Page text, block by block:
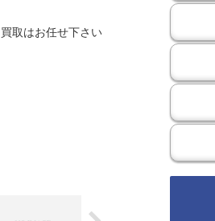
取はお任せ下さい